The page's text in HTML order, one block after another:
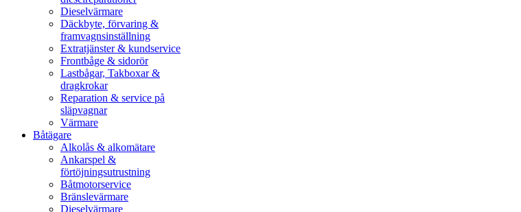
Dieselvärmare
Däckbyte, förvaring &
framvagnsinställning
Extratjänster & kundservice
Frontbåge & sidorör
Lastbågar, Takboxar &
dragkrokar
Reparation & service på
släpvagnar
Värmare
Båtägare
Alkolås & alkomätare
Ankarspel &
förtöjningsutrustning
Båtmotorservice
Bränslevärmare
Dieselvärmare